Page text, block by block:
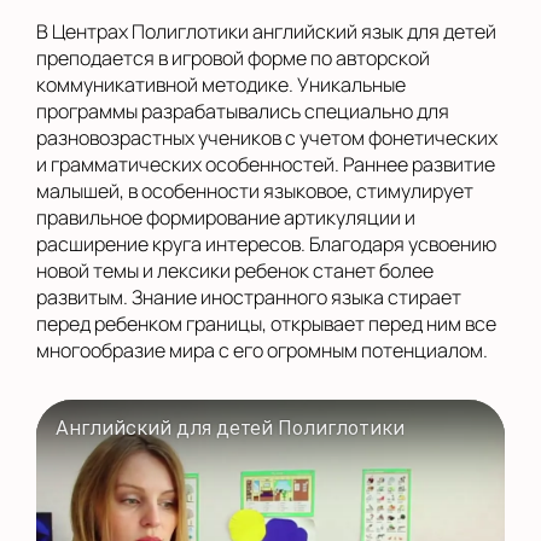
В Центрах Полиглотики английский язык для детей
преподается в игровой форме по авторской
коммуникативной методике. Уникальные
программы разрабатывались специально для
разновозрастных учеников с учетом фонетических
и грамматических особенностей. Раннее развитие
малышей, в особенности языковое, стимулирует
правильное формирование артикуляции и
расширение круга интересов. Благодаря усвоению
новой темы и лексики ребенок станет более
развитым. Знание иностранного языка стирает
перед ребенком границы, открывает перед ним все
многообразие мира с его огромным потенциалом.
Английский для детей Полиглотики